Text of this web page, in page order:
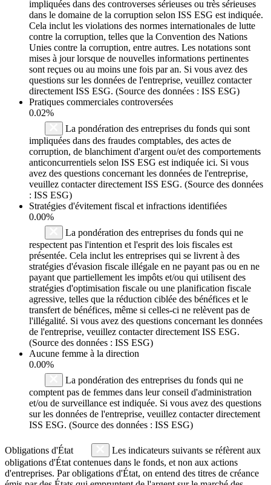
impliquées dans des controverses sérieuses ou très sérieuses
dans le domaine de la corruption selon ISS ESG est indiquée.
Cela inclut les violations des normes internationales de lutte
contre la corruption, telles que la Convention des Nations
Unies contre la corruption, entre autres. Les notations sont
mises à jour lorsque de nouvelles informations pertinentes
sont reçues ou au moins une fois par an. Si vous avez des
questions sur les données de l'entreprise, veuillez contacter
directement ISS ESG. (Source des données : ISS ESG)
Pratiques commerciales controversées
0.02%
La pondération des entreprises du fonds qui sont
impliquées dans des fraudes comptables, des actes de
corruption, de blanchiment d'argent ou/et des comportements
anticoncurrentiels selon ISS ESG est indiquée ici. Si vous
avez des questions concernant les données de l'entreprise,
veuillez contacter directement ISS ESG. (Source des données
: ISS ESG)
Stratégies d'évitement fiscal et infractions identifiées
0.00%
La pondération des entreprises du fonds qui ne
respectent pas l'intention et l'esprit des lois fiscales est
présentée. Cela inclut les entreprises qui se livrent à des
stratégies d'évasion fiscale illégale en ne payant pas ou en ne
payant que partiellement les impôts et/ou qui utilisent des
stratégies d'optimisation fiscale ou une planification fiscale
agressive, telles que la réduction ciblée des bénéfices et le
transfert de bénéfices, même si celles-ci ne relèvent pas de
l'illégalité. Si vous avez des questions concernant les données
de l'entreprise, veuillez contacter directement ISS ESG.
(Source des données : ISS ESG)
Aucune femme à la direction
0.00%
La pondération des entreprises du fonds qui ne
comptent pas de femmes dans leur conseil d'administration
et/ou de surveillance est indiquée. Si vous avez des questions
sur les données de l'entreprise, veuillez contacter directement
ISS ESG. (Source des données : ISS ESG)
Obligations d'État
Les indicateurs suivants se réfèrent aux
obligations d'État contenues dans le fonds, et non aux actions
d'entreprises. Par obligations d'État, on entend des titres de créance